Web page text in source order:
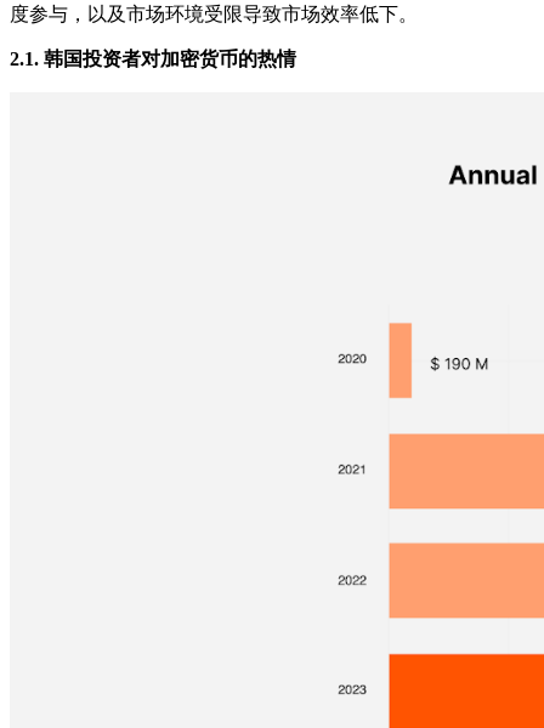
度参与，以及市场环境受限导致市场效率低下。
2.1. 韩国投资者对加密货币的热情